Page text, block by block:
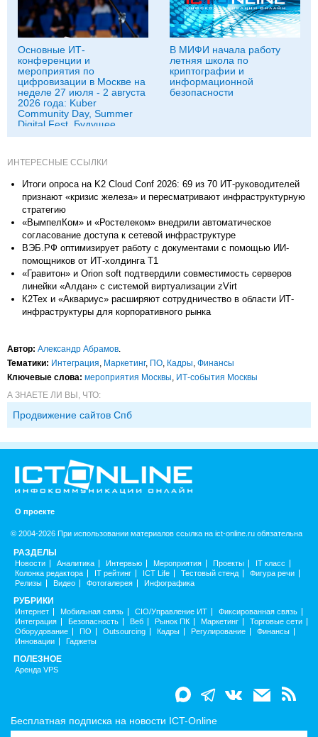
Основные ИТ-
конференции и
мероприятия по
цифровизации в Москве на
неделе 27 июля - 2 августа
2026 года: Kuber
Community Day, Summer
Digital Fest, Будущее
исследований в
В МИФИ начала работу
летняя школа по
криптографии и
информационной
безопасности
ИНТЕРЕСНЫЕ ССЫЛКИ
Итоги опроса на K2 Cloud Conf 2026: 69 из 70 ИТ-руководителей
признают «кризис железа» и пересматривают инфраструктурную
стратегию
«ВымпелКом» и «Ростелеком» внедрили автоматическое
согласование доступа к сетевой инфраструктуре
ВЭБ.РФ оптимизирует работу с документами с помощью ИИ-
помощников от ИТ-холдинга Т1
«Гравитон» и Orion soft подтвердили совместимость серверов
линейки «Алдан» с системой виртуализации zVirt
К2Тех и «Аквариус» расширяют сотрудничество в области ИТ-
инфраструктуры для корпоративного рынка
Автор: Александр Абрамов.
Тематики: Интеграция, Маркетинг, ПО, Кадры, Финансы
Ключевые слова: мероприятия Москвы, ИТ-события Москвы
А ЗНАЕТЕ ЛИ ВЫ, ЧТО:
Продвижение сайтов Спб
О проекте
© 2004-2026 При использовании материалов ссылка на ict-online.ru обязательна
РАЗДЕЛЫ
Новости Аналитика Интервью Мероприятия Проекты
IT класс
Колонка редактора
IT рейтинг ICT Life Тестовый стенд
Фигура речи
Релизы
Видео Фотогалерея Инфографика
РУБРИКИ
Интернет Мобильная связь CIO/Управление ИТ
Фиксированная связь
Интеграция
Безопасность Веб Рынок ПК Маркетинг
Торговые сети
Оборудование
ПО Outsourcing Кадры Регулирование
Финансы
Инновации
Гаджеты
ПОЛЕЗНОЕ
Аренда VPS
Бесплатная подписка на новости ICT-Online